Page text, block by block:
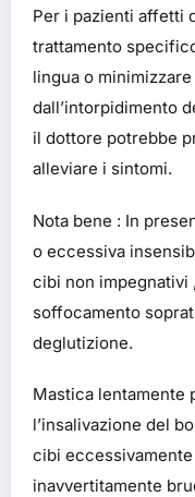
Per i pazienti affetti
trattamento
lingua o
dall’intorpidimento
il dottore potrebbe
alleviare i sintomi.
Nota bene : In
o eccessiva
cibi non impegnativi
soffocamento
deglutizione.
Mastica lentamente
l’insalivazione del
cibi
inavvertitamente